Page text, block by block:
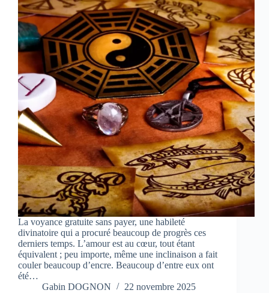
La voyance gratuite sans payer, une habileté
divinatoire qui a procuré beaucoup de progrès ces
derniers temps. L’amour est au cœur, tout étant
équivalent ; peu importe, même une inclinaison a fait
couler beaucoup d’encre. Beaucoup d’entre eux ont
été…
Gabin DOGNON
22 novembre 2025